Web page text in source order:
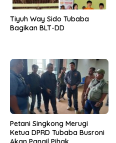
Tiyuh Way Sido Tubaba
Bagikan BLT-DD
Petani Singkong Merugi
Ketua DPRD Tubaba Busroni